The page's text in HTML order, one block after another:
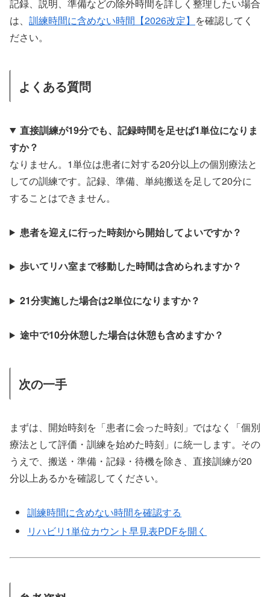
記録、説明、準備などの除外時間を詳しく整理したい場合
は、 訓練時間に含めない時間【2026改定】 を確認してく
ださい。
よくある質問
直接訓練が19分でも、記録時間を足せば1単位になりま
すか？
なりません。1単位は患者に対する20分以上の個別療法と
しての訓練です。記録、準備、単純搬送を足して20分に
することはできません。
患者を迎えに行った時刻から開始してよいですか？
歩いてリハ室まで移動した時間は含められますか？
21分実施した場合は2単位になりますか？
途中で10分休憩した場合は休憩も含めますか？
次の一手
まずは、開始時刻を「患者に会った時刻」ではなく「個別
療法として評価・訓練を始めた時刻」に統一します。その
うえで、搬送・準備・記録・待機を除き、直接訓練が20
分以上あるかを確認してください。
訓練時間に含めない時間を確認する
リハビリ1単位カウント早見表PDFを開く